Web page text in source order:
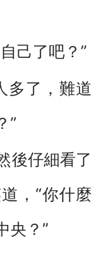
己了吧？”
了，難道
”
仔細看了
，“你什麼
央？”